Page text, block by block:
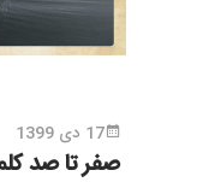
17 دی 1399